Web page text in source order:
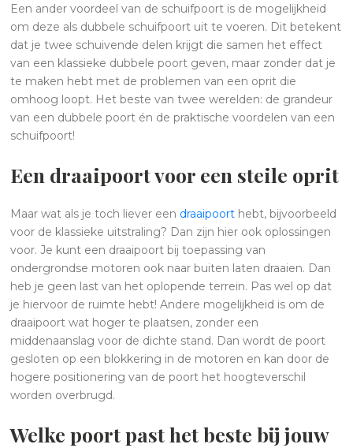
Een ander voordeel van de schuifpoort is de mogelijkheid
om deze als dubbele schuifpoort uit te voeren. Dit betekent
dat je twee schuivende delen krijgt die samen het effect
van een klassieke dubbele poort geven, maar zonder dat je
te maken hebt met de problemen van een oprit die
omhoog loopt. Het beste van twee werelden: de grandeur
van een dubbele poort én de praktische voordelen van een
schuifpoort!
Een draaipoort voor een steile oprit
Maar wat als je toch liever een draaipoort hebt, bijvoorbeeld
voor de klassieke uitstraling? Dan zijn hier ook oplossingen
voor. Je kunt een draaipoort bij toepassing van
ondergrondse motoren ook naar buiten laten draaien. Dan
heb je geen last van het oplopende terrein. Pas wel op dat
je hiervoor de ruimte hebt! Andere mogelijkheid is om de
draaipoort wat hoger te plaatsen, zonder een
middenaanslag voor de dichte stand. Dan wordt de poort
gesloten op een blokkering in de motoren en kan door de
hogere positionering van de poort het hoogteverschil
worden overbrugd.
Welke poort past het beste bij jouw